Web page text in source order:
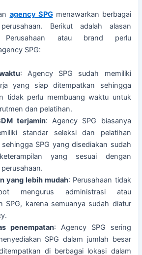
agency SPGmenawarkan berbagai
Berikut adalah alasan
Perusahaan atau brand perlu
SPG:
: Agency SPG sudah memiliki
yang siap ditempatkan sehingga
tidak perlu membuang waktu untuk
dan pelatihan.
terjamin: Agency SPG biasanya
standar seleksi dan pelatihan
SPG yang disediakan sudah
yang sesuai dengan
yang lebih mudah: Perusahaan tidak
mengurus administrasi atau
SPG, karena semuanya sudah diatur
penempatan: Agency SPG sering
SPG dalam jumlah besar
di berbagai lokasi dalam